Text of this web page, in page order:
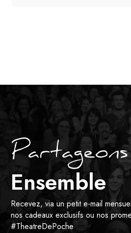
Partageons
Ensemble
Recevez, via un petit e-mail
nos cadeaux exclusifs ou nos
#TheatreDePoche